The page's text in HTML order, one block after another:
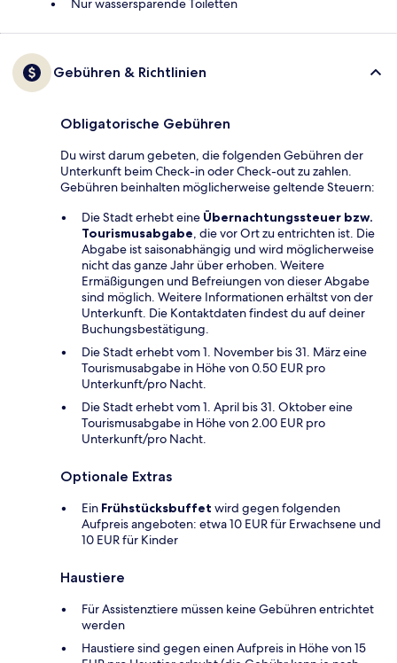
Nur wassersparende Toiletten
Gebühren & Richtlinien
Obligatorische Gebühren
Du wirst darum gebeten, die folgenden Gebühren der
Unterkunft beim Check-in oder Check-out zu zahlen.
Gebühren beinhalten möglicherweise geltende Steuern:
Die Stadt erhebt eine Übernachtungssteuer bzw.
Tourismusabgabe, die vor Ort zu entrichten ist. Die
Abgabe ist saisonabhängig und wird möglicherweise
nicht das ganze Jahr über erhoben. Weitere
Ermäßigungen und Befreiungen von dieser Abgabe
sind möglich. Weitere Informationen erhältst von der
Unterkunft. Die Kontaktdaten findest du auf deiner
Buchungsbestätigung.
Die Stadt erhebt vom 1. November bis 31. März eine
Tourismusabgabe in Höhe von 0.50 EUR pro
Unterkunft/pro Nacht.
Die Stadt erhebt vom 1. April bis 31. Oktober eine
Tourismusabgabe in Höhe von 2.00 EUR pro
Unterkunft/pro Nacht.
Optionale Extras
Ein Frühstücksbuffet wird gegen folgenden
Aufpreis angeboten: etwa 10 EUR für Erwachsene und
10 EUR für Kinder
Haustiere
Für Assistenztiere müssen keine Gebühren entrichtet
werden
Haustiere sind gegen einen Aufpreis in Höhe von 15